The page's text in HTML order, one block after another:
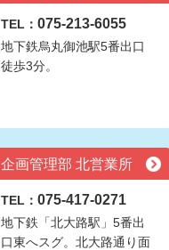
TEL： 075-213-6055
地下鉄烏丸御池駅5番出口
徒歩3分。
企画管理部 北営業所
TEL： 075-417-0271
地下鉄「北大路駅」5番出
口東へスグ。北大路通り面